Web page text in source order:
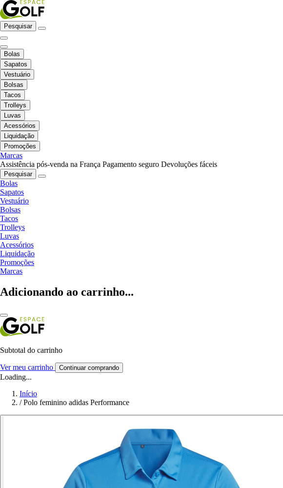
Pesquisar
Bolas
Sapatos
Vestuário
Bolsas
Tacos
Trolleys
Luvas
Acessórios
Liquidação
Promoções
Marcas
Assistência pós-venda na França Pagamento seguro Devoluções fáceis
Pesquisar
Bolas
Sapatos
Vestuário
Bolsas
Tacos
Trolleys
Luvas
Acessórios
Liquidação
Promoções
Marcas
Adicionando ao carrinho...
Subtotal do carrinho
Ver meu carrinho Continuar comprando
Loading...
Início
/ Polo feminino adidas Performance